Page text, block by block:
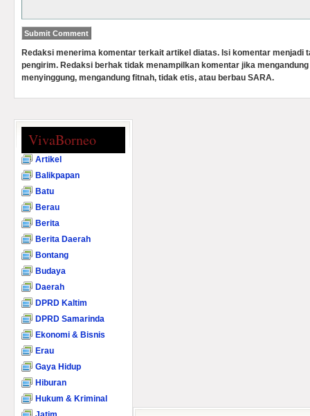
Redaksi menerima komentar terkait artikel diatas. Isi komentar menjadi
pengirim. Redaksi berhak tidak menampilkan komentar jika
menyinggung, mengandung fitnah, tidak etis, atau berbau SARA.
VivaBorneo
Artikel
Balikpapan
Batu
Berau
Berita
Berita Daerah
Bontang
Budaya
Daerah
DPRD Kaltim
DPRD Samarinda
Ekonomi & Bisnis
Erau
Gaya Hidup
Hiburan
Hukum & Kriminal